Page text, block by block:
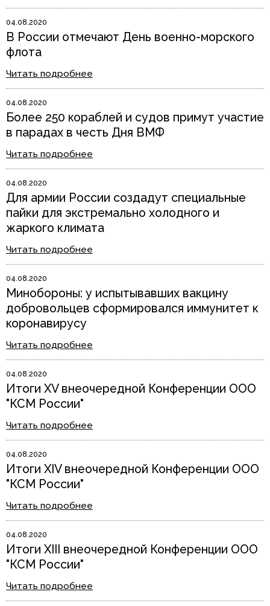
04.08.2020
В России отмечают День военно-морского
флота
Читать подробнее
04.08.2020
Более 250 кораблей и судов примут участие
в парадах в честь Дня ВМФ
Читать подробнее
04.08.2020
Для армии России создадут специальные
пайки для экстремально холодного и
жаркого климата
Читать подробнее
04.08.2020
Минобороны: у испытывавших вакцину
добровольцев сформировался иммунитет к
коронавирусу
Читать подробнее
04.08.2020
Итоги XV внеочередной Конференции ООО
"КСМ России"
Читать подробнее
04.08.2020
Итоги XIV внеочередной Конференции ООО
"КСМ России"
Читать подробнее
04.08.2020
Итоги XIII внеочередной Конференции ООО
"КСМ России"
Читать подробнее